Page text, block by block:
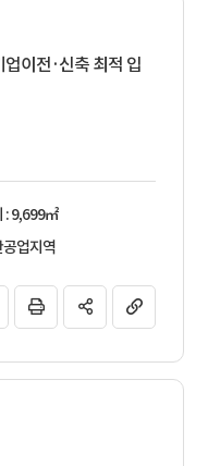
이전·신축 최적 입
: 9,699㎡
공업지역